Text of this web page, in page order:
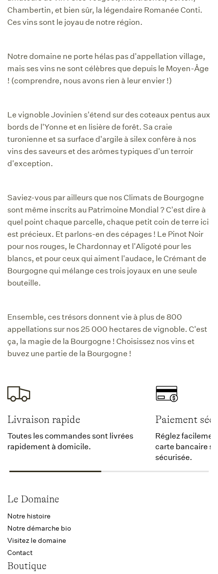
Chambertin, et bien sûr, la légendaire Romanée Conti.
Ces vins sont le joyau de notre région.
Notre domaine ne porte hélas pas d'appellation village,
mais ses vins ne sont célèbres que depuis le Moyen-Âge
! (comprendre, nous avons rien à leur envier !)
Le vignoble Jovinien s'étend sur des coteaux pentus aux
bords de l'Yonne et en lisière de forêt. Sa craie
turonienne et sa surface d'argile à silex confère à nos
vins des saveurs et des arômes typiques d'un terroir
d'exception.
Saviez-vous par ailleurs que nos Climats de Bourgogne
sont même inscrits au Patrimoine Mondial ? C'est dire à
quel point chaque parcelle, chaque petit coin de terre ici
est précieux. Et parlons-en des cépages ! Le Pinot Noir
pour nos rouges, le Chardonnay et l'Aligoté pour les
blancs, et pour ceux qui aiment l'audace, le Crémant de
Bourgogne qui mélange ces trois joyaux en une seule
bouteille.
Ensemble, ces trésors donnent vie à plus de 800
appellations sur nos 25 000 hectares de vignoble. C'est
ça, la magie de la Bourgogne ! Choisissez nos vins et
buvez une partie de la Bourgogne !
Livraison rapide
Toutes les commandes sont livrées
rapidement à domicile.
Paiement
Réglez
carte bancaire
sécurisée.
Le Domaine
Notre histoire
Notre démarche bio
Visitez le domaine
Contact
Boutique